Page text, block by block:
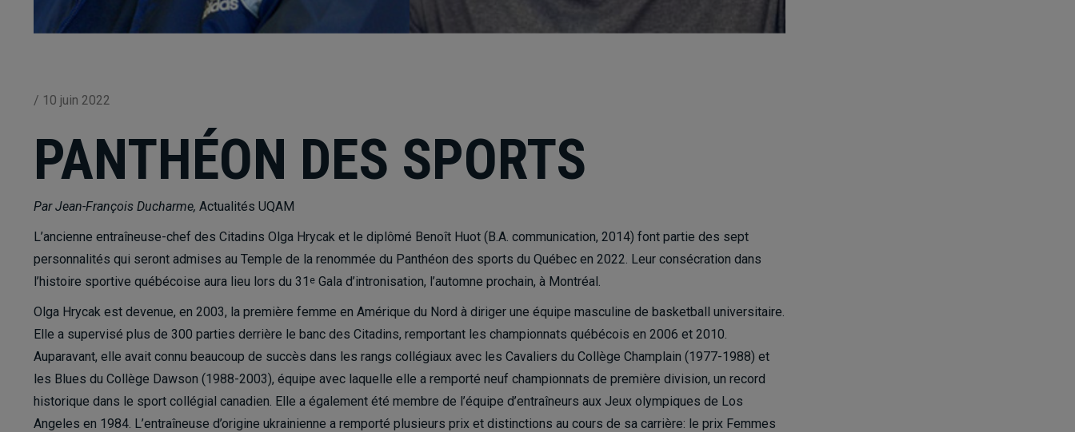
/ 10 juin 2022
PANTHÉON DES SPORTS
Par Jean-François Ducharme, Actualités UQAM
L’ancienne entraîneuse-chef des Citadins Olga Hrycak et le diplômé Benoît Huot (B.A. communication, 2014) font partie des sept
personnalités qui seront admises au Temple de la renommée du Panthéon des sports du Québec en 2022. Leur consécration dans
l’histoire sportive québécoise aura lieu lors du 31 e Gala d’intronisation, l’automne prochain, à Montréal.
Olga Hrycak est devenue, en 2003, la première femme en Amérique du Nord à diriger une équipe masculine de basketball universitaire.
Elle a supervisé plus de 300 parties derrière le banc des Citadins, remportant les championnats québécois en 2006 et 2010.
Auparavant, elle avait connu beaucoup de succès dans les rangs collégiaux avec les Cavaliers du Collège Champlain (1977-1988) et
les Blues du Collège Dawson (1988-2003), équipe avec laquelle elle a remporté neuf championnats de première division, un record
historique dans le sport collégial canadien. Elle a également été membre de l’équipe d’entraîneurs aux Jeux olympiques de Los
Angeles en 1984. L’entraîneuse d’origine ukrainienne a remporté plusieurs prix et distinctions au cours de sa carrière: le prix Femmes